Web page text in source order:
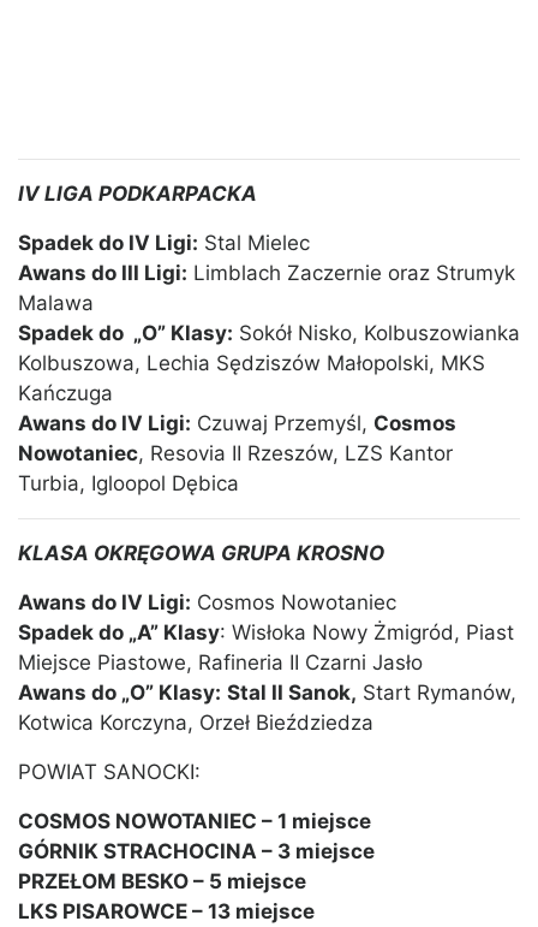
IV LIGA PODKARPACKA
Spadek do IV Ligi: Stal Mielec
Awans do III Ligi: Limblach Zaczernie oraz Strumyk
Malawa
Spadek do „O” Klasy: Sokół Nisko, Kolbuszowianka
Kolbuszowa, Lechia Sędziszów Małopolski, MKS
Kańczuga
Awans do IV Ligi: Czuwaj Przemyśl, Cosmos
Nowotaniec, Resovia II Rzeszów, LZS Kantor
Turbia, Igloopol Dębica
KLASA OKRĘGOWA GRUPA KROSNO
Awans do IV Ligi: Cosmos Nowotaniec
Spadek do „A” Klasy: Wisłoka Nowy Żmigród, Piast
Miejsce Piastowe, Rafineria II Czarni Jasło
Awans do „O” Klasy: Stal II Sanok, Start Rymanów,
Kotwica Korczyna, Orzeł Bieździedza
POWIAT SANOCKI:
COSMOS NOWOTANIEC – 1 miejsce
GÓRNIK STRACHOCINA – 3 miejsce
PRZEŁOM BESKO – 5 miejsce
LKS PISAROWCE – 13 miejsce